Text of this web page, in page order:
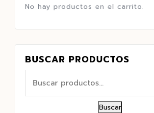
No hay productos en el carrito.
BUSCAR PRODUCTOS
Buscar